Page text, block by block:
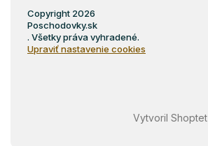
Vytvoril Shoptet
Copyright 2026
Poschodovky.sk
. Všetky práva vyhradené.
Upraviť nastavenie cookies